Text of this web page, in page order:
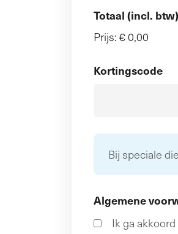
Totaal (incl. btw)
Prijs: € 0,00
Kortingscode
Bij speciale
Algemene
Ik ga